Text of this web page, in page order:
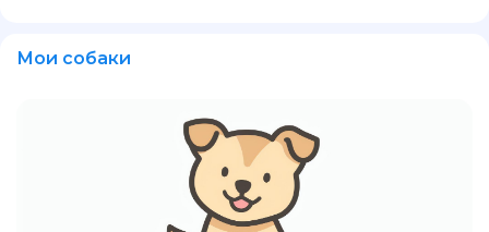
Мои собаки